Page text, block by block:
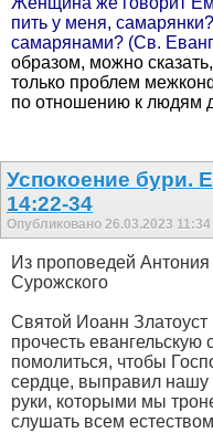
пить у меня,
самарянами? (Св.
образом, можно
только проблем
по отношению к людям
Успокоение бури.
14:22-34
Опубликовано 26.03.2023 11:34
Из проповедей
Сурожского
Святой Иоанн Златоуст
прочесть
помолиться, чтобы
сердце, выправил
руки, которыми мы
слушать всем